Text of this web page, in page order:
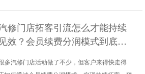
修门店拓客引流怎么才能持续
见效？会员续费分润模式到底靠
多汽修门店活动做了不少，但客户来得快走得